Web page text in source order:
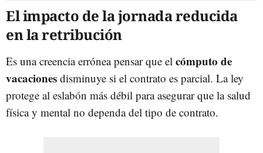
El impacto de la jornada reducida
en la retribución
Es una creencia errónea pensar que el cómputo de
vacaciones disminuye si el contrato es parcial. La ley
protege al eslabón más débil para asegurar que la salud
física y mental no dependa del tipo de contrato.